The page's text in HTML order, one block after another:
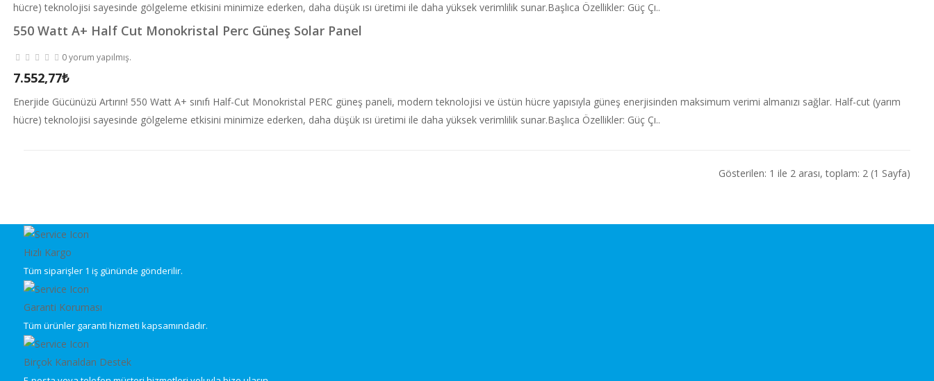
hücre) teknolojisi sayesinde gölgeleme etkisini minimize ederken, daha düşük ısı üretimi ile daha yüksek verimlilik sunar.Başlıca Özellikler: Güç Çı..
550 Watt A+ Half Cut Monokristal Perc Güneş Solar Panel
0 yorum yapılmış.
7.552,77₺
Enerjide Gücünüzü Artırın! 550 Watt A+ sınıfı Half-Cut Monokristal PERC güneş paneli, modern teknolojisi ve üstün hücre yapısıyla güneş enerjisinden maksimum verimi almanızı sağlar. Half-cut (yarım
hücre) teknolojisi sayesinde gölgeleme etkisini minimize ederken, daha düşük ısı üretimi ile daha yüksek verimlilik sunar.Başlıca Özellikler: Güç Çı..
Gösterilen: 1 ile 2 arası, toplam: 2 (1 Sayfa)
Hızlı Kargo
Tüm siparişler 1 iş gününde gönderilir.
Garanti Koruması
Tüm ürünler garanti hizmeti kapsamındadır.
Birçok Kanaldan Destek